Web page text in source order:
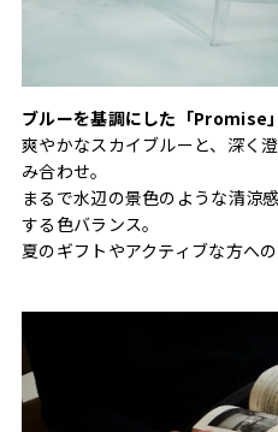
ブルーを基調にした「Promise」
爽やかなスカイブルーと、深く
み合わせ。
まるで水辺の景色のような清涼
する色バランス。
夏のギフトやアクティブな方へ